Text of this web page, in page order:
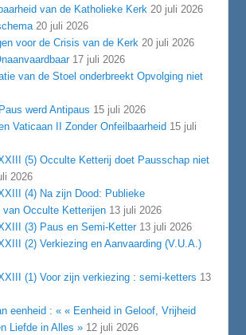
van de Katholieke Kerk 20 juli 2026
20 juli 2026
voor de Crisis van de Kerk 20 juli 2026
17 juli 2026
van de Stoel onderbreekt Opvolging niet
werd Antipaus 15 juli 2026
Vaticaan II Zonder Onfeilbaarheid 15 juli
(5) Occulte Ketterij doet Pausschap niet
2026
(4) Na zijn Dood: Publieke
van Occulte Ketterijen 13 juli 2026
(3) Paus en Semi-Ketter 13 juli 2026
(2) Verkiezing en Aanvaarding (V.U.A.)
(1) Voor zijn verkiezing : semi-ketters 13
eenheid : « « Eenheid in Geloof, Vrijheid
Liefde in Alles » 12 juli 2026